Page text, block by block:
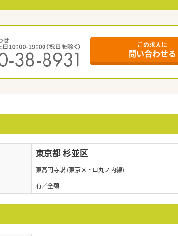
この求人に
問い合わせる
東京都 杉並区
東高円寺駅 (東京メトロ丸ノ内線)
有／全額